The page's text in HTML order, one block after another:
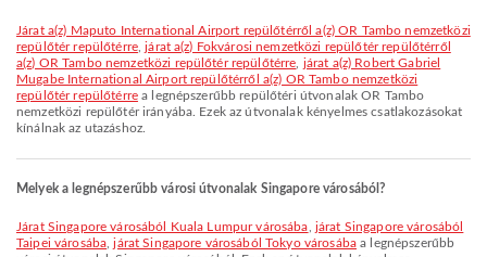
járat a(z) Maputo International Airport repülőtérről a(z) OR Tambo nemzetközi
repülőtér repülőtérre,járat a(z) Fokvárosi nemzetközi repülőtér repülőtérről
a(z) OR Tambo nemzetközi repülőtér repülőtérre járat a(z) Robert Gabriel
Mugabe International Airport repülőtérről a(z) OR Tambo nemzetközi
repülőtér repülőtérrea legnépszerűbb repülőtéri útvonalak OR Tambo
nemzetközi repülőtér irányába. Ezek az útvonalak kényelmes csatlakozásokat
kínálnak az utazáshoz.
Melyek a legnépszerűbb városi útvonalak Singapore városából?
járat Singapore városából Kuala Lumpur városába járat Singapore városából
Taipei városába ,járat Singapore városából Tokyo városába a legnépszerűbb